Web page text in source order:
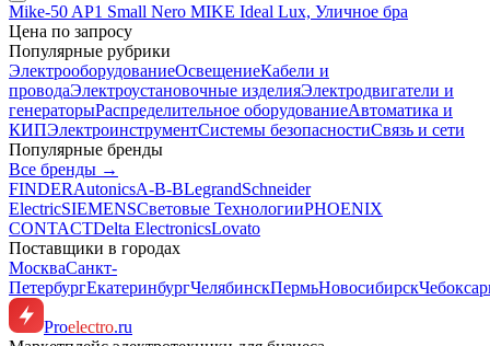
Mike-50 AP1 Small Nero MIKE Ideal Lux, Уличное бра
Цена по запросу
Популярные рубрики
ЭлектрооборудованиеОсвещениеКабели и
проводаЭлектроустановочные изделияЭлектродвигатели и
генераторыРаспределительное оборудованиеАвтоматика и
КИПЭлектроинструментСистемы безопасностиСвязь и сети
Популярные бренды
Все бренды →
FINDERAutonicsA-B-BLegrandSchneider
ElectricSIEMENSСветовые ТехнологииPHOENIX
CONTACTDelta ElectronicsLovato
Поставщики в городах
МоскваСанкт-
ПетербургЕкатеринбургЧелябинскПермьНовосибирск
Proelectro.ru